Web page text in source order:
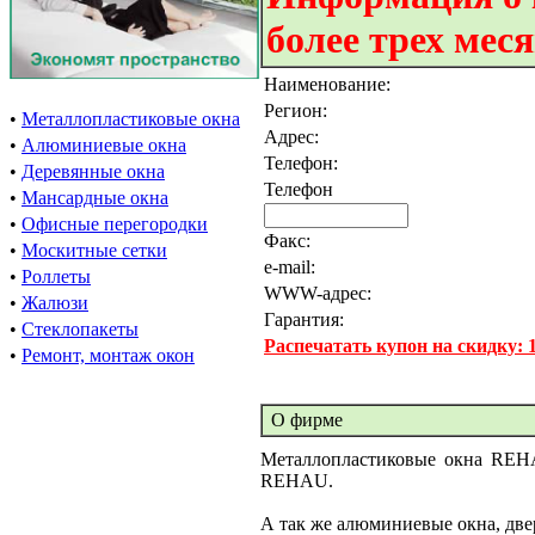
• Металлопластиковые окна
• Алюминиевые окна
• Деревянные окна
• Мансардные окна
• Офисные перегородки
• Москитные сетки
• Роллеты
• Жалюзи
• Стеклопакеты
• Ремонт, монтаж окон
более трех
Наименование:
Регион:
Адрес:
Телефон:
Телефон
Факс:
e-mail:
WWW-адрес:
Гарантия:
Распечатать купон на скидку:
О фирме
Металлопластиковые окна
REHAU.
А так же алюминиевые окна,